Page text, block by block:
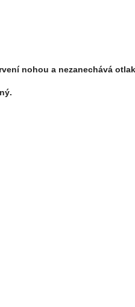
nohou a nezanechává